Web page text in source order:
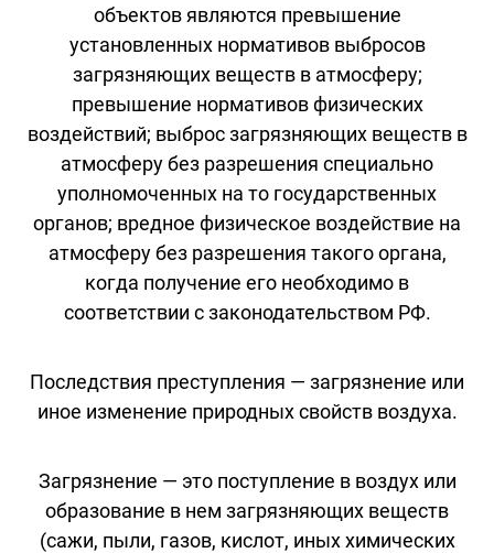
объектов являются превышение
установленных нормативов выбросов
загрязняющих веществ в атмосферу;
превышение нормативов физических
воздействий; выброс загрязняющих веществ в
атмосферу без разрешения специально
уполномоченных на то государственных
органов; вредное физическое воздействие на
атмосферу без разрешения такого органа,
когда получение его необходимо в
соответствии с законодательством РФ.
Последствия преступления — загрязнение или
иное изменение природных свойств воздуха.
Загрязнение — это поступление в воздух или
образование в нем загрязняющих веществ
(сажи, пыли, газов, кислот, иных химических